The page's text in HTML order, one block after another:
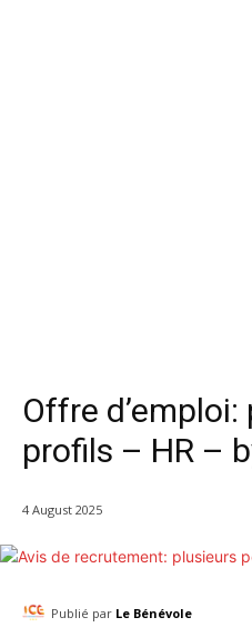
Offre
profils – HR –
4 August 2025
Publié par Le Bénévole